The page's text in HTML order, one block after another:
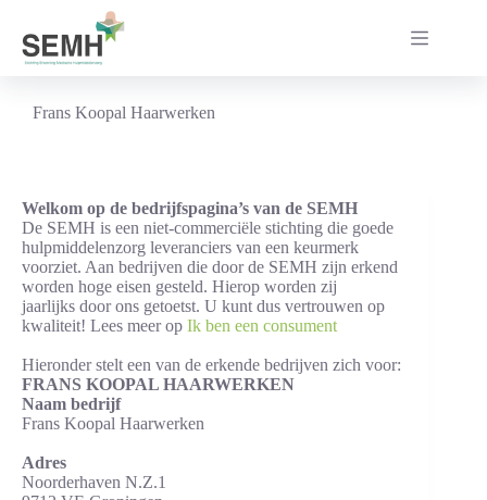
inhoud
Frans Koopal Haarwerken
Welkom op de bedrijfspagina’s van de SEMH
De SEMH is een niet-commerciële stichting die goede
hulpmiddelenzorg leveranciers van een keurmerk
voorziet. Aan bedrijven die door de SEMH zijn erkend
worden hoge eisen gesteld. Hierop worden zij
jaarlijks door ons getoetst. U kunt dus vertrouwen op
kwaliteit! Lees meer op Ik ben een consument
Hieronder stelt een van de erkende bedrijven zich voor:
FRANS KOOPAL HAARWERKEN
Naam bedrijf
Frans Koopal Haarwerken
Adres
Noorderhaven N.Z.1